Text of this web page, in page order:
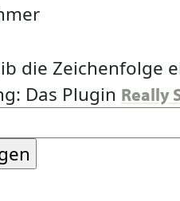
die Zeichenfolge
Das Plugin Really